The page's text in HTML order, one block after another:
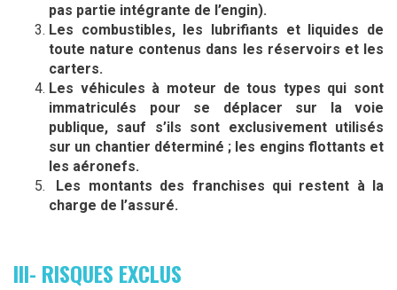
pas partie intégrante de l’engin).
Les combustibles, les lubrifiants et liquides de
toute nature contenus dans les réservoirs et les
carters.
Les véhicules à moteur de tous types qui sont
immatriculés pour se déplacer sur la voie
publique, sauf s’ils sont exclusivement utilisés
sur un chantier déterminé ; les engins flottants et
les aéronefs.
Les montants des franchises qui restent à la
charge de l’assuré.
III- RISQUES EXCLUS